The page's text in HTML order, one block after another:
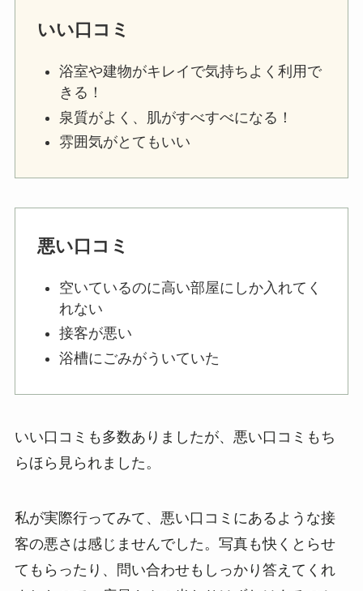
いい口コミ
浴室や建物がキレイで気持ちよく利用で
きる！
泉質がよく、肌がすべすべになる！
雰囲気がとてもいい
悪い口コミ
空いているのに高い部屋にしか入れてく
れない
接客が悪い
浴槽にごみがういていた
いい口コミも多数ありましたが、悪い口コミもち
らほら見られました。
私が実際行ってみて、悪い口コミにあるような接
客の悪さは感じませんでした。写真も快くとらせ
てもらったり、問い合わせもしっかり答えてくれ